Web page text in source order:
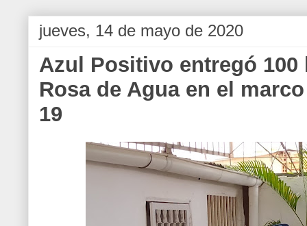
jueves, 14 de mayo de 2020
Azul Positivo entregó
Rosa de Agua en el
19